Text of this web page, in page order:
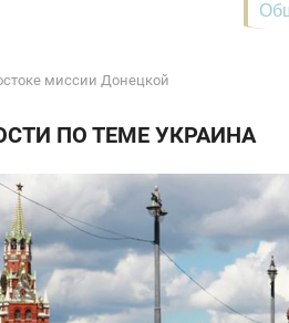
миссии Донецкой
ПО ТЕМЕ УКРАИНА